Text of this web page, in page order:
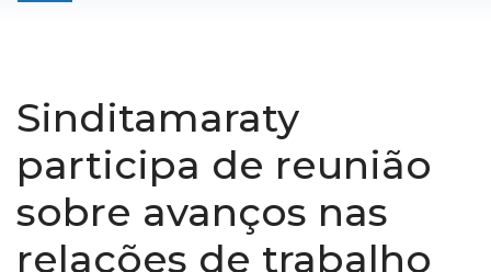
O
SINDICATO
Institucional
COMUNICAÇÃO
Notas Oficiais
Publicações
Agende
Sinditamaraty
participa de reunião
sobre avanços nas
relações de trabalho